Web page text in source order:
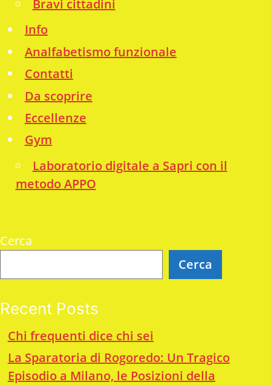
Bravi cittadini
Info
Analfabetismo funzionale
Contatti
Da scoprire
Eccellenze
Gym
Laboratorio digitale a Sapri con il
metodo APPO
Cerca
Cerca
Recent Posts
Chi frequenti dice chi sei
La Sparatoria di Rogoredo: Un Tragico
Episodio a Milano, le Posizioni della